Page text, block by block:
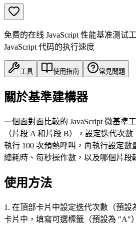
免费的在线 JavaScript 性能基准测试
JavaScript 代码的执行速度
工具 使用指南 常見問題
關於基準建構器
一個面對面比較的 JavaScript 微基準
（片段 A 和片段 B），設定迭代次
執行 100 次預熱呼叫，再執行設定數
總耗時、每秒操作數，以及哪個片段
使用方法
1. 在頂部卡片中設定迭代次數（預設
卡片中，填寫可選標籤（預設為 "A"